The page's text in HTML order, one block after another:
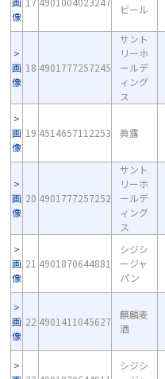
像
ビール
画
像
18 4901777257245
サント
リーホ
ールデ
ィング
ス
画
像
19 4514657112253 眞露
画
像
20 4901777257252
サント
リーホ
ールデ
ィング
ス
画
像
21 4901870644881
シジシ
ージャ
パン
画
像
22 4901411045627
麒麟麦
酒
シジシ